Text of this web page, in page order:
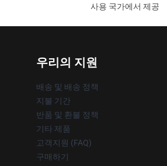
사용 국가에서 제공
우리의 지원
배송 및 배송 정책
지불 기간
반품 및 환불 정책
기타 제품
고객지원 (FAQ)
구매하기